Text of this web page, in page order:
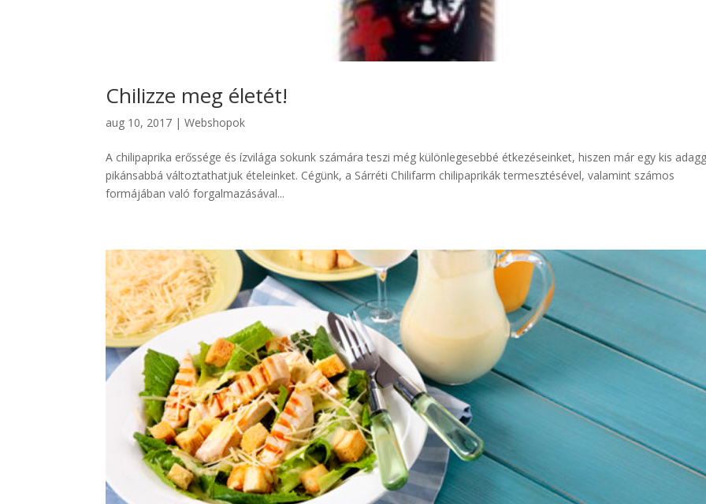
Chilizze meg életét!
aug 10, 2017 |Webshopok
A chilipaprika erőssége és ízvilága sokunk számára teszi még különlegesebbé étkezéseinket, hiszen már egy kis
pikánsabbá változtathatjuk ételeinket. Cégünk, a Sárréti Chilifarm chilipaprikák termesztésével, valamint számos
formájában való forgalmazásával...